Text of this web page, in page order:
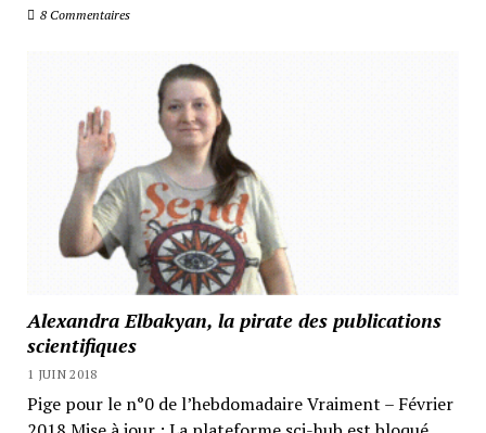
8 Commentaires
Alexandra Elbakyan, la pirate des publications
scientifiques
1 JUIN 2018
Pige pour le n°0 de l’hebdomadaire Vraiment – Février